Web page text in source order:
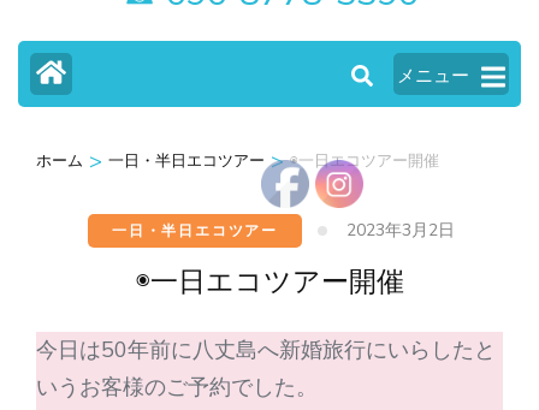
メニュー
ホーム > 一日・半日エコツアー > ◉一日エコツアー開催
一日・半日エコツアー 2023年3月2日
◉一日エコツアー開催
今日は50年前に八丈島へ新婚旅行にいらしたと
いうお客様のご予約でした。